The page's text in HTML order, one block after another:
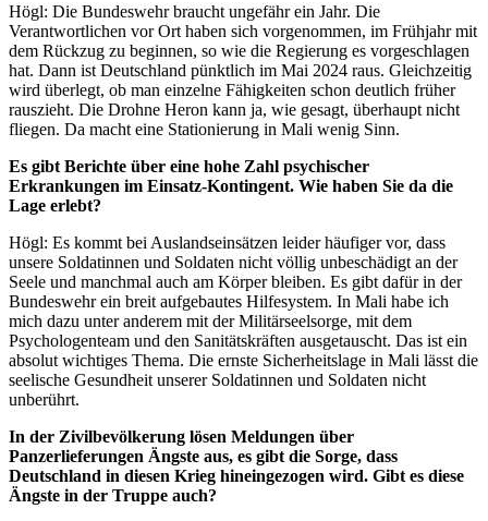
Högl: Die Bundeswehr braucht ungefähr ein Jahr. Die
Verantwortlichen vor Ort haben sich vorgenommen, im Frühjahr mit
dem Rückzug zu beginnen, so wie die Regierung es vorgeschlagen
hat. Dann ist Deutschland pünktlich im Mai 2024 raus. Gleichzeitig
wird überlegt, ob man einzelne Fähigkeiten schon deutlich früher
rauszieht. Die Drohne Heron kann ja, wie gesagt, überhaupt nicht
fliegen. Da macht eine Stationierung in Mali wenig Sinn.
Es gibt Berichte über eine hohe Zahl psychischer
Erkrankungen im Einsatz-Kontingent. Wie haben Sie da die
Lage erlebt?
Högl: Es kommt bei Auslandseinsätzen leider häufiger vor, dass
unsere Soldatinnen und Soldaten nicht völlig unbeschädigt an der
Seele und manchmal auch am Körper bleiben. Es gibt dafür in der
Bundeswehr ein breit aufgebautes Hilfesystem. In Mali habe ich
mich dazu unter anderem mit der Militärseelsorge, mit dem
Psychologenteam und den Sanitätskräften ausgetauscht. Das ist ein
absolut wichtiges Thema. Die ernste Sicherheitslage in Mali lässt die
seelische Gesundheit unserer Soldatinnen und Soldaten nicht
unberührt.
In der Zivilbevölkerung lösen Meldungen über
Panzerlieferungen Ängste aus, es gibt die Sorge, dass
Deutschland in diesen Krieg hineingezogen wird. Gibt es diese
Ängste in der Truppe auch?